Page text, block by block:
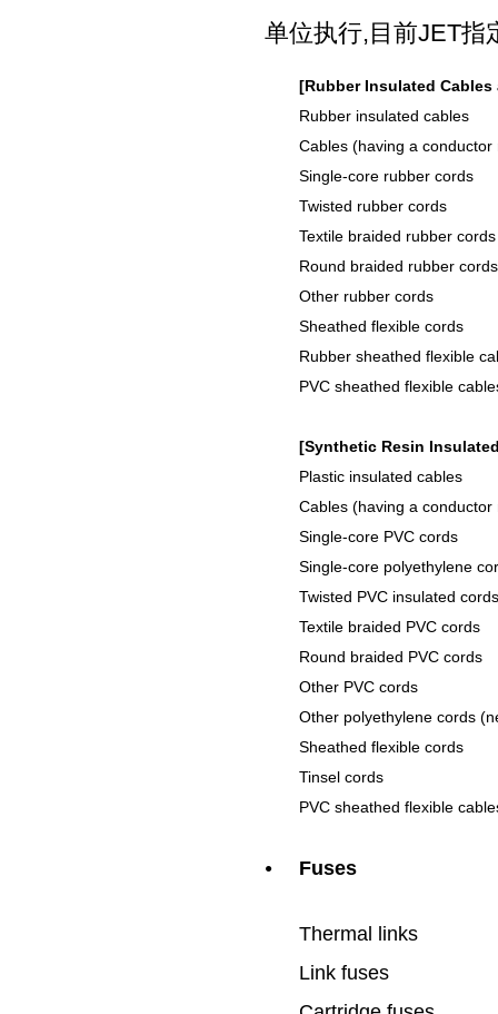
单位执行,目前JET指
[Rubber Insulated Cables
Rubber insulated cables
Cables (having a
Single-core rubber cords
Twisted rubber cords
Textile braided rubber cords
Round braided rubber cords
Other rubber cords
Sheathed flexible cords
Rubber sheathed flexible
PVC sheathed flexible
[Synthetic Resin
Plastic insulated cables
Cables (having a
Single-core PVC cords
Single-core polyethylene
Twisted PVC insulated cords
Textile braided PVC cords
Round braided PVC cords
Other PVC cords
Other polyethylene cords
Sheathed flexible cords
Tinsel cords
PVC sheathed flexible
● Fuses
Thermal links
Link fuses